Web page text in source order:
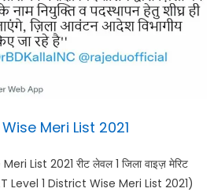
Meri List 2021
List 2021 रीट लेवल 1 जिला वाइज़ मेरिट
Level 1 District Wise Meri List 2021)